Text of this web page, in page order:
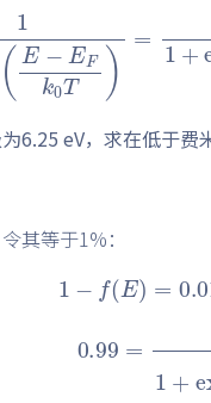
−EFk0T)= 1 1+
6.25 eV，求在低于费
其等于1%：
− f(E)
0.99 =11+